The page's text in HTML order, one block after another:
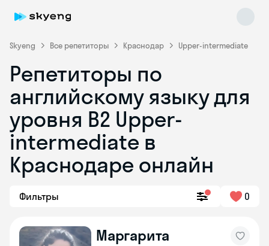
Skyeng Все репетиторы Краснодар Upper-intermediate
Репетиторы по
английскому языку для
уровня B2 Upper-
intermediate в
Краснодаре онлайн
Фильтры 0
Маргарита
online